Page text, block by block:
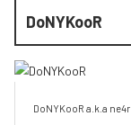
DoNYKooR
DoNYKooR a.k.a ne4r